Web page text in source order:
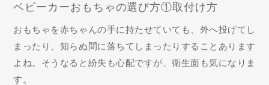
ベビーカーおもちゃの選び方①取付け方
おもちゃを赤ちゃんの手に持たせていても、外へ投げてし
まったり、知らぬ間に落ちてしまったりすることあります
よね。そうなると紛失も心配ですが、衛生面も気になりま
す。